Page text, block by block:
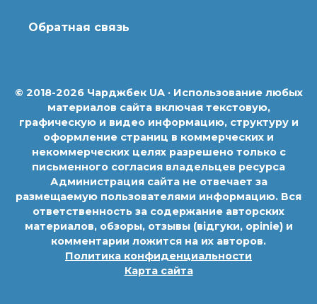
Обратная связь
© 2018-2026 Чарджбек UA · Использование любых
материалов сайта включая текстовую,
графическую и видео информацию, структуру и
оформление страниц в коммерческих и
некоммерческих целях разрешено только с
письменного согласия владельцев ресурса
Администрация сайта не отвечает за
размещаемую пользователями информацию. Вся
ответственность за содержание авторских
материалов, обзоры, отзывы (відгуки, opinie) и
комментарии ложится на их авторов.
Политика конфиденциальности
Карта сайта